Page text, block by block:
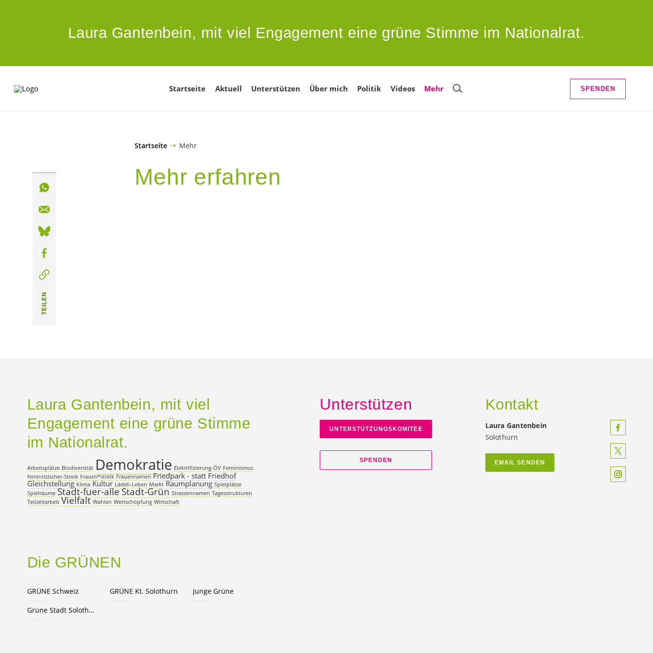
Laura Gantenbein, mit viel Engagement eine grüne Stimme im Nationalrat.
Startseite Aktuell Unterstützen Über mich Politik Videos Mehr SPENDEN
Startseite Mehr
Mehr erfahren
TEILEN
Laura Gantenbein, mit viel
Engagement eine grüne Stimme
im Nationalrat.
Arbeitsplätze Biodiversität Demokratie Elektrifizierung-ÖV Feminismus
feministischer-Streik Frauen*streik Frauennamen Friedpark - statt Friedhof
Gleichstellung Klima Kultur Lädeli-Leben Markt Raumplanung Spielplätze
Spielräume Stadt-fuer-alleStadt-Grün Strassennamen Tagesstrukturen
Teilzeitarbeit Vielfalt Wahlen Wertschöpfung Wirtschaft
Die GRÜNEN
GRÜNE Schweiz GRÜNE Kt. Solothurn Junge Grüne
Grüne Stadt Solothurn
Unterstützen
UNTERSTÜTZUNGSKOMITEE
SPENDEN
Kontakt
Laura Gantenbein
Solothurn
EMAIL SENDEN